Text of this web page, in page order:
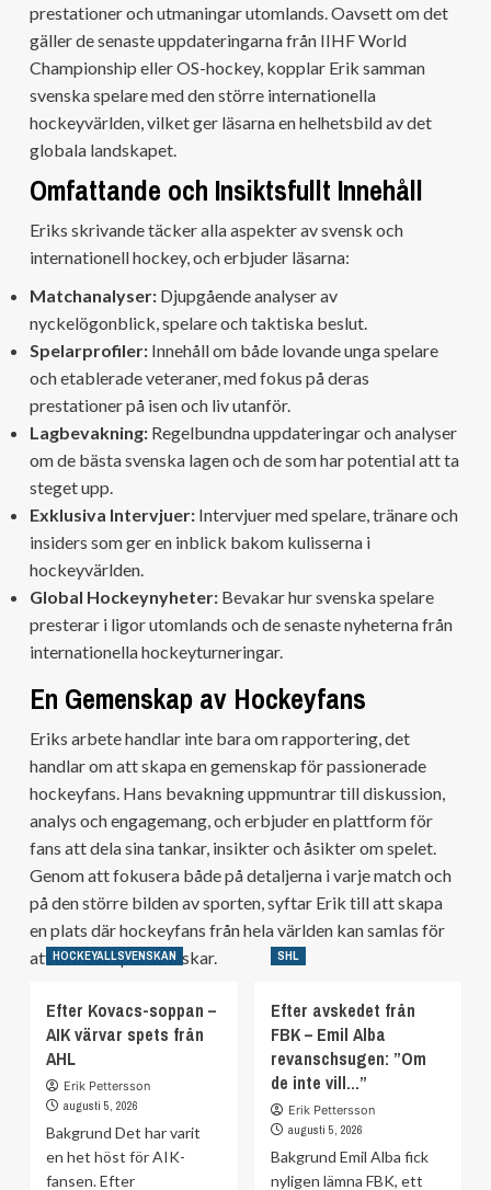
prestationer och utmaningar utomlands. Oavsett om det
gäller de senaste uppdateringarna från IIHF World
Championship eller OS-hockey, kopplar Erik samman
svenska spelare med den större internationella
hockeyvärlden, vilket ger läsarna en helhetsbild av det
globala landskapet.
Omfattande och Insiktsfullt Innehåll
Eriks skrivande täcker alla aspekter av svensk och
internationell hockey, och erbjuder läsarna:
Matchanalyser: Djupgående analyser av
nyckelögonblick, spelare och taktiska beslut.
Spelarprofiler: Innehåll om både lovande unga spelare
och etablerade veteraner, med fokus på deras
prestationer på isen och liv utanför.
Lagbevakning: Regelbundna uppdateringar och analyser
om de bästa svenska lagen och de som har potential att ta
steget upp.
Exklusiva Intervjuer: Intervjuer med spelare, tränare och
insiders som ger en inblick bakom kulisserna i
hockeyvärlden.
Global Hockeynyheter: Bevakar hur svenska spelare
presterar i ligor utomlands och de senaste nyheterna från
internationella hockeyturneringar.
En Gemenskap av Hockeyfans
Eriks arbete handlar inte bara om rapportering, det
handlar om att skapa en gemenskap för passionerade
hockeyfans. Hans bevakning uppmuntrar till diskussion,
analys och engagemang, och erbjuder en plattform för
fans att dela sina tankar, insikter och åsikter om spelet.
Genom att fokusera både på detaljerna i varje match och
på den större bilden av sporten, syftar Erik till att skapa
en plats där hockeyfans från hela världen kan samlas för
att fira det spel de älskar.
HOCKEYALLSVENSKAN
Efter Kovacs-soppan –
AIK värvar spets från
AHL
Erik Pettersson
augusti 5, 2026
Bakgrund Det har varit
en het höst för AIK-
fansen. Efter
SHL
Efter avskedet från
FBK – Emil Alba
revanschsugen: ”Om
de inte vill…”
Erik Pettersson
augusti 5, 2026
Bakgrund Emil Alba fick
nyligen lämna FBK, ett